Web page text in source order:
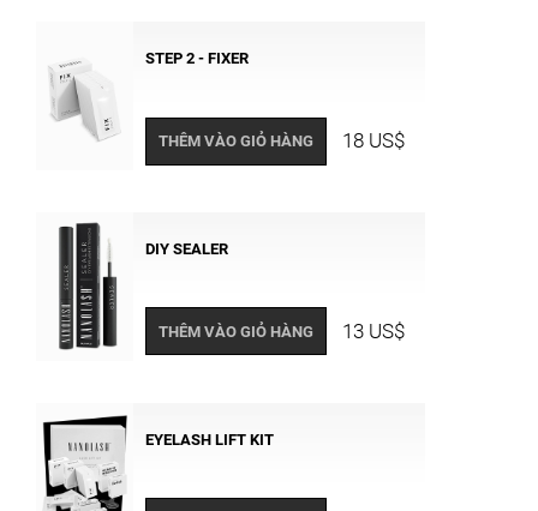
STEP 2 - FIXER
THÊM VÀO GIỎ HÀNG 18 US$
DIY SEALER
THÊM VÀO GIỎ HÀNG 13 US$
EYELASH LIFT KIT